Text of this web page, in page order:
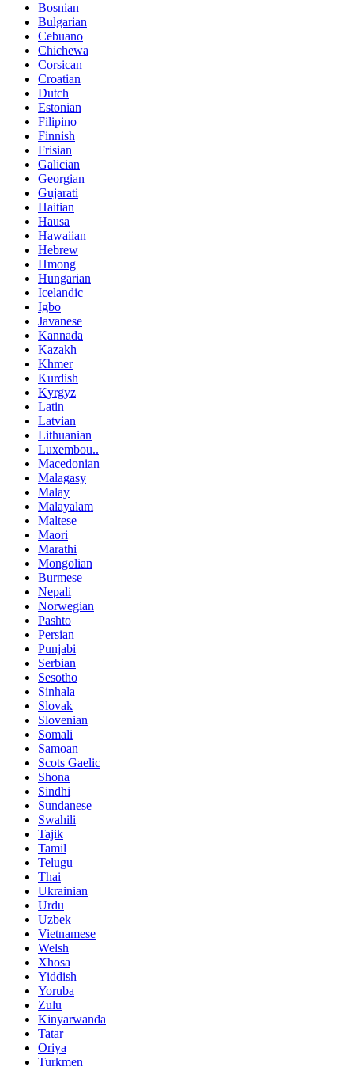
Bosnian
Bulgarian
Cebuano
Chichewa
Corsican
Croatian
Dutch
Estonian
Filipino
Finnish
Frisian
Galician
Georgian
Gujarati
Haitian
Hausa
Hawaiian
Hebrew
Hmong
Hungarian
Icelandic
Igbo
Javanese
Kannada
Kazakh
Khmer
Kurdish
Kyrgyz
Latin
Latvian
Lithuanian
Luxembou..
Macedonian
Malagasy
Malay
Malayalam
Maltese
Maori
Marathi
Mongolian
Burmese
Nepali
Norwegian
Pashto
Persian
Punjabi
Serbian
Sesotho
Sinhala
Slovak
Slovenian
Somali
Samoan
Scots Gaelic
Shona
Sindhi
Sundanese
Swahili
Tajik
Tamil
Telugu
Thai
Ukrainian
Urdu
Uzbek
Vietnamese
Welsh
Xhosa
Yiddish
Yoruba
Zulu
Kinyarwanda
Tatar
Oriya
Turkmen